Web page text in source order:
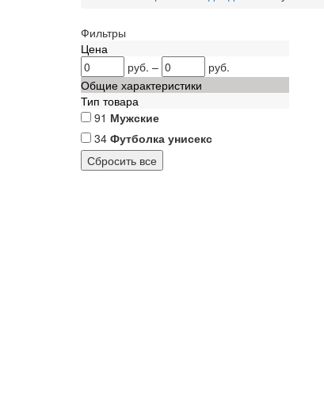
Фильтры
Цена
руб. –
руб.
Общие характеристики
Тип товара
91 Мужские
34 Футболка унисекс